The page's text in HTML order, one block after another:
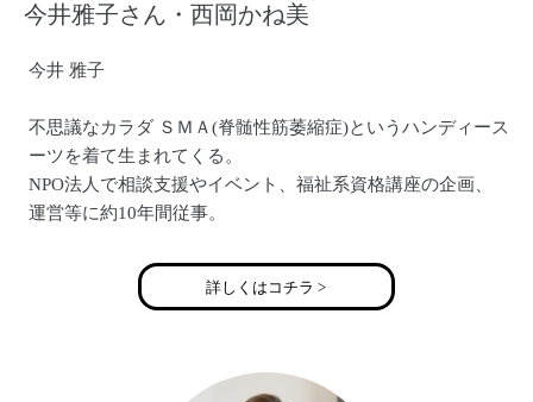
今井雅子さん・西岡かね美
今井 雅子
不思議なカラダ ＳＭＡ(脊髄性筋萎縮症)というハンディース
ーツを着て生まれてくる。
NPO法人で相談支援やイベント、福祉系資格講座の企画、
運営等に約10年間従事。
2015年一般社団法人ぐるりを設立する。
詳しくはコチラ >